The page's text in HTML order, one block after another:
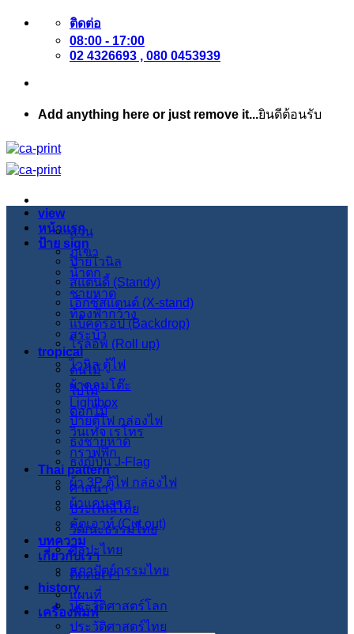
ข้าม
เนื้อหา
ติดต่อ
08:00 - 17:00
02 4326693 , 080 0453939
Add anything here or just remove it...ยินดีต้อนรับ
หน้าแรก
ป้าย sign
ป้ายไวนิล
สแตนดี้ (Standy)
เอ็กซ์สแตนด์ (X-stand)
แบ็คดรอป (Backdrop)
โรลอัพ (Roll up)
ไวนิล ตู้ไฟ
ผ้าคลุมโต๊ะ
Lightbox
ป้ายตู้ไฟ กล่องไฟ
ธงชายหาด
ธงญี่ปุ่น J-Flag
ผ้า 3P ตู้ไฟ กล่องไฟ
ผ้าแคนวาส
คัตเอาท์ (Cut out)
บทความ
เกี่ยวกับเรา
ติดต่อเรา
แผนที่
เครื่องพิมพ์
view
สวน
ภูเขา
น้ำตก
ชายหาด
ท้องฟ้ากว้าง
สระบัว
tropical
ต้นไม้
ใบไม้
ดอกไม้
วินเทจ เรโทร
กราฟฟิก
Thai pattern
ศาสนา
ประเพณีไทย
วัฒนะธรรมไทย
ศิลปะไทย
สภาปัตย์กรรมไทย
history
ประวัติศาสตร์โลก
ประวัติศาสตร์ไทย